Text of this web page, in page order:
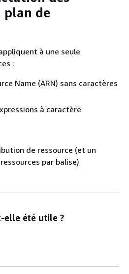
plan de
à une seule
:
Name (ARN) sans caractères
à caractère
de ressource (et un
par balise)
elle été utile ?